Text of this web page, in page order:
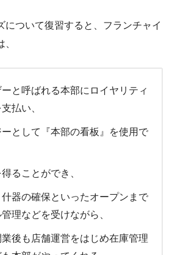
について復習すると、フランチャイ
と呼ばれる本部にロイヤリティ
払い、
として『本部の看板』を使用で
ることができ、
器の確保といったオープンまで
理などを受けながら、
後も店舗運営をはじめ在庫管理